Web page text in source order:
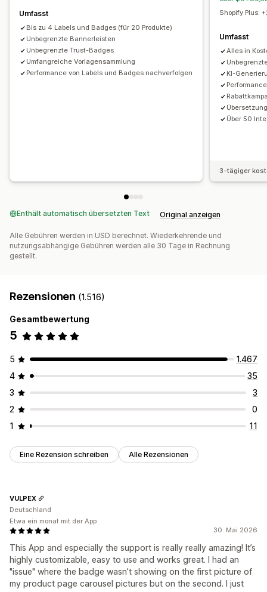
Symbolposition
Manuelle Positionierung
Automatische Positionierung
Ankündigungsleiste
Benutzerdefinierte Seiten
Warenkorbseite
Kollektionsseiten
Header
Suchseite
Umfasst
Bis zu 4 Labels und Badges (für 20 Produkte)
Unbegrenzte Bannerleisten
Unbegrenzte Trust-Badges
Umfangreiche Vorlagensammlung
Performance von Labels und Badges nachverfolgen
Shopify Plus:
Umfasst
Alles in
KI-
Über 50
3-tägiger
Enthält automatisch übersetzten Text Original anzeigen
Alle Gebühren werden in USD berechnet. Wiederkehrende und
nutzungsabhängige Gebühren werden alle 30 Tage in Rechnung
gestellt.
Rezensionen (1.516)
Gesamtbewertung
5
5
1.467
4
35
3
3
2
0
1
11
Eine Rezension schreiben Alle Rezensionen
30. Mai 2026
This App and especially the support is really really amazing! It’s
highly customizable, easy to use and works great. I had an
"issue" where the badge wasn’t showing on the first picture of
my product page carousel pictures but on the second. I just
VULPEX
Deutschland
Etwa ein monat mit der App